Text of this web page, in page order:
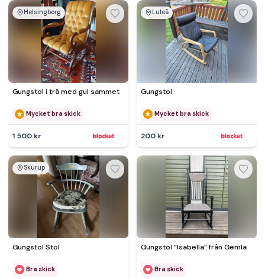
Helsingborg
Gungstol i trä med gul sammet
Mycket bra skick
1 500 kr
Luleå
Gungstol
Mycket bra skick
200 kr
Skurup
Gungstol Stol
Bra skick
Gungstol ”Isabella” från Gemla
Bra skick